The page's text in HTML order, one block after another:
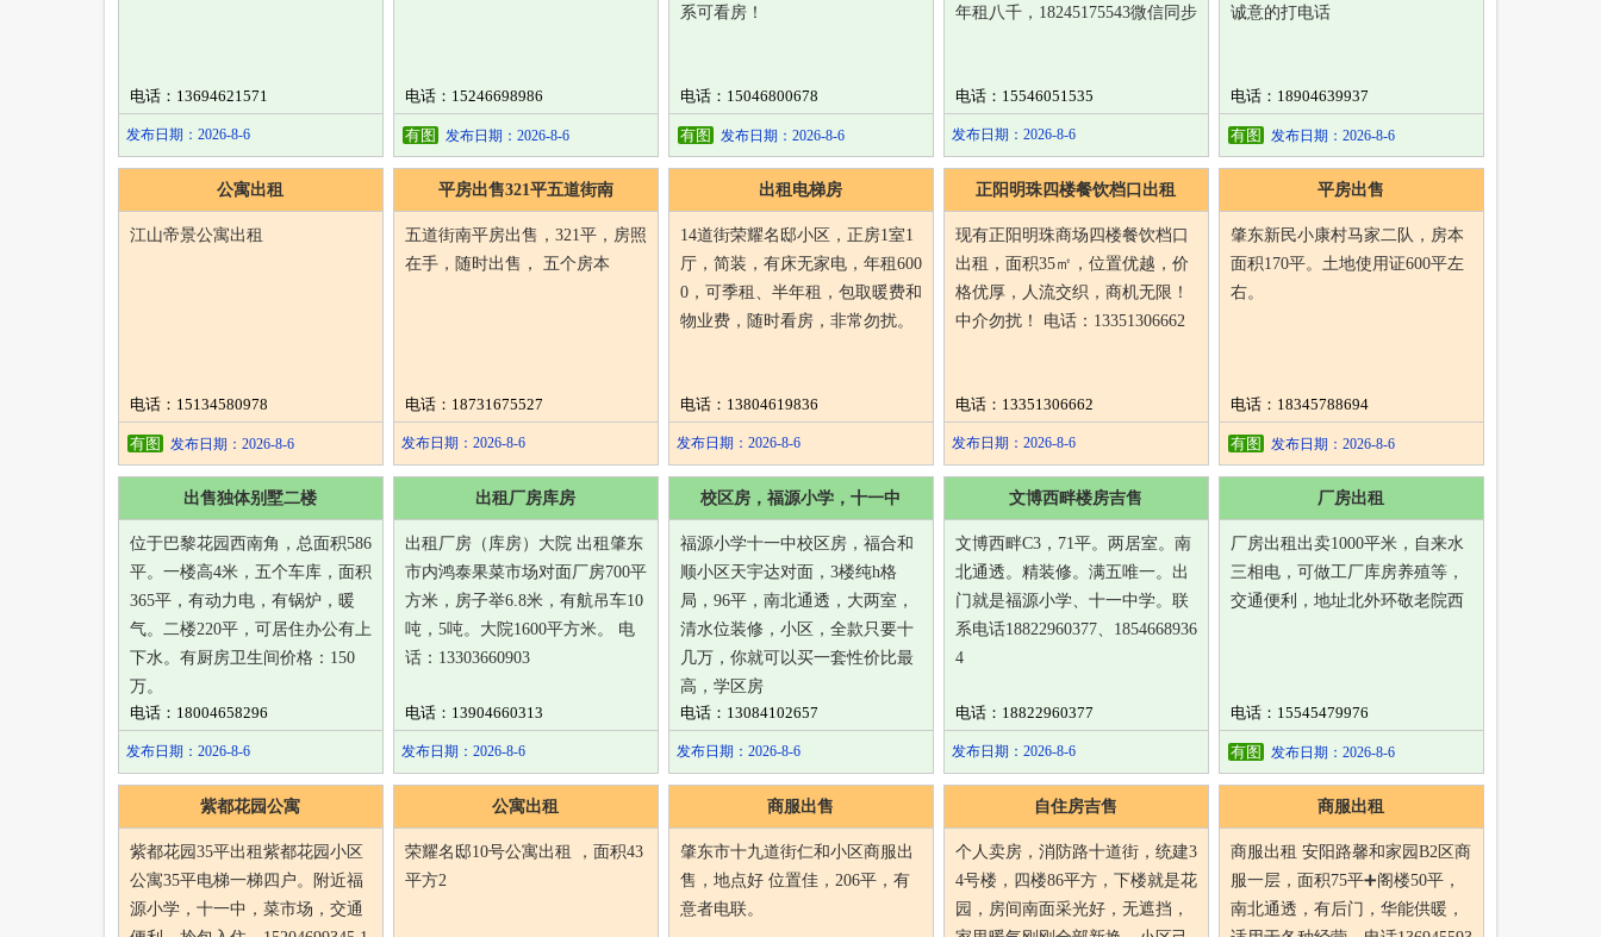
电话：13694621571
发布日期：2026-8-6
电话：15246698986
有图 发布日期：2026-8-6
系可看房！
电话：15046800678
有图 发布日期：2026-8-6
年租八千，18245175543微信同步
电话：15546051535
发布日期：2026-8-6
诚意的打电话
电话：18904639937
有图 发布日期：2026-8-6
公寓出租
江山帝景公寓出租
电话：15134580978
有图 发布日期：2026-8-6
平房出售321平五道街南
五道街南平房出售，321平，房照
在手，随时出售， 五个房本
电话：18731675527
发布日期：2026-8-6
出租电梯房
14道街荣耀名邸小区，正房1室1
厅，简装，有床无家电，年租600
0，可季租、半年租，包取暖费和
物业费，随时看房，非常勿扰。
电话：13804619836
发布日期：2026-8-6
正阳明珠四楼餐饮档口出租
现有正阳明珠商场四楼餐饮档口
出租，面积35㎡，位置优越，价
格优厚，人流交织，商机无限！
中介勿扰！ 电话：13351306662
电话：13351306662
发布日期：2026-8-6
平房出售
肇东新民小康村马家二队，房本
面积170平。土地使用证600平左
右。
电话：18345788694
有图 发布日期：2026-8-6
出售独体别墅二楼
位于巴黎花园西南角，总面积586
平。一楼高4米，五个车库，面积
365平，有动力电，有锅炉，暖
气。二楼220平，可居住办公有上
下水。有厨房卫生间价格：150
万。
电话：18004658296
发布日期：2026-8-6
出租厂房库房
出租厂房（库房）大院 出租肇东
市内鸿泰果菜市场对面厂房700平
方米，房子举6.8米，有航吊车10
吨，5吨。大院1600平方米。 电
话：13303660903
电话：13904660313
发布日期：2026-8-6
校区房，福源小学，十一中
福源小学十一中校区房，福合和
顺小区天宇达对面，3楼纯h格
局，96平，南北通透，大两室，
清水位装修，小区，全款只要十
几万，你就可以买一套性价比最
高，学区房
电话：13084102657
发布日期：2026-8-6
文博西畔楼房吉售
文博西畔C3，71平。两居室。南
北通透。精装修。满五唯一。出
门就是福源小学、十一中学。联
系电话18822960377、1854668936
4
电话：18822960377
发布日期：2026-8-6
厂房出租
厂房出租出卖1000平米，自来水
三相电，可做工厂库房养殖等，
交通便利，地址北外环敬老院西
电话：15545479976
有图 发布日期：2026-8-6
紫都花园公寓
紫都花园35平出租紫都花园小区
公寓35平电梯一梯四户。附近福
源小学，十一中，菜市场，交通
公寓出租
荣耀名邸10号公寓出租 ，面积43
平方2
商服出售
肇东市十九道街仁和小区商服出
售，地点好 位置佳，206平，有
意者电联。
自住房吉售
个人卖房，消防路十道街，统建3
4号楼，四楼86平方，下楼就是花
园，房间南面采光好，无遮挡，
商服出租
商服出租 安阳路馨和家园B2区商
服一层，面积75平➕阁楼50平，
南北通透，有后门，华能供暖，